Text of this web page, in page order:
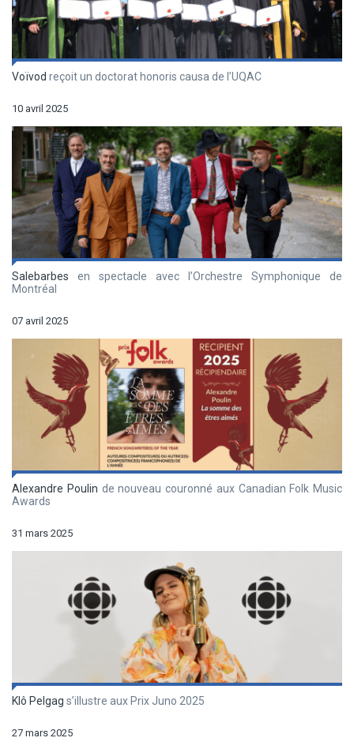
Voïvod reçoit un doctorat honoris causa de l’UQAC
10 avril 2025
Salebarbes en spectacle avec l’Orchestre Symphonique de
Montréal
07 avril 2025
Alexandre Poulin de nouveau couronné aux Canadian Folk Music
Awards
31 mars 2025
Klô Pelgag s’illustre aux Prix Juno 2025
27 mars 2025